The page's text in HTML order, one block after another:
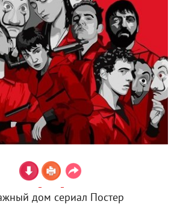
дом сериал Постер